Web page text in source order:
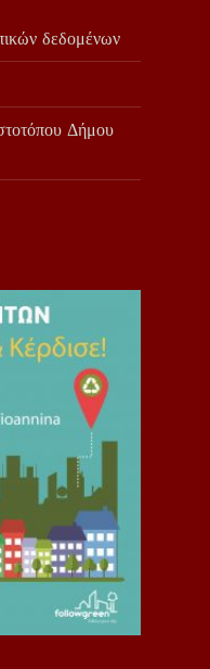
δεδομένων
Δήμου